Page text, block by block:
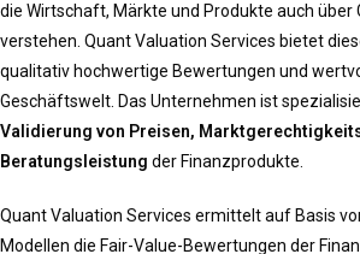
die Wirtschaft, Märkte und Produkte auch über
verstehen. Quant Valuation Services bietet
qualitativ hochwertige Bewertungen und
Geschäftswelt. Das Unternehmen ist
Validierung von Preisen,
Beratungsleistung der Finanzprodukte.
Quant Valuation Services ermittelt auf Basis
Modellen die Fair-Value-Bewertungen der